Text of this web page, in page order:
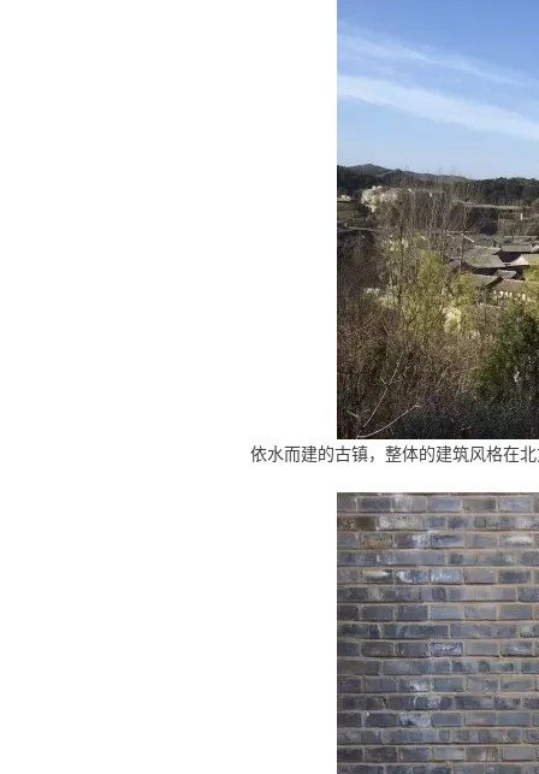
依水而建的古镇，整体的建筑风格在